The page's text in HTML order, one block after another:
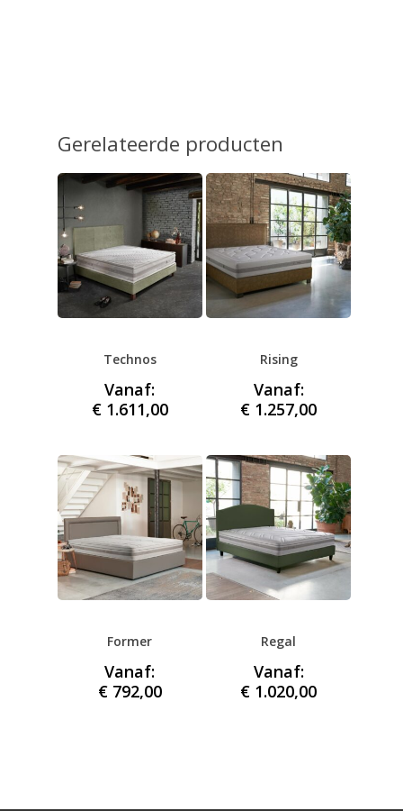
Gerelateerde producten
Technos
Vanaf:
€1.611,00
Rising
Vanaf:
€ 1.257,00
Former
Vanaf:
€792,00
Regal
Vanaf:
€ 1.020,00